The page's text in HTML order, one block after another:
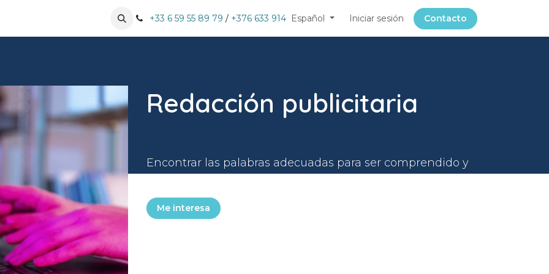
Nuestros clientes Pujar cita
+33 6 59 55 89 79 / +376 633 914 Español Iniciar sesión Contacto
Redacción publicitaria
Encontrar las palabras adecuadas para ser comprendido y
Me interesa